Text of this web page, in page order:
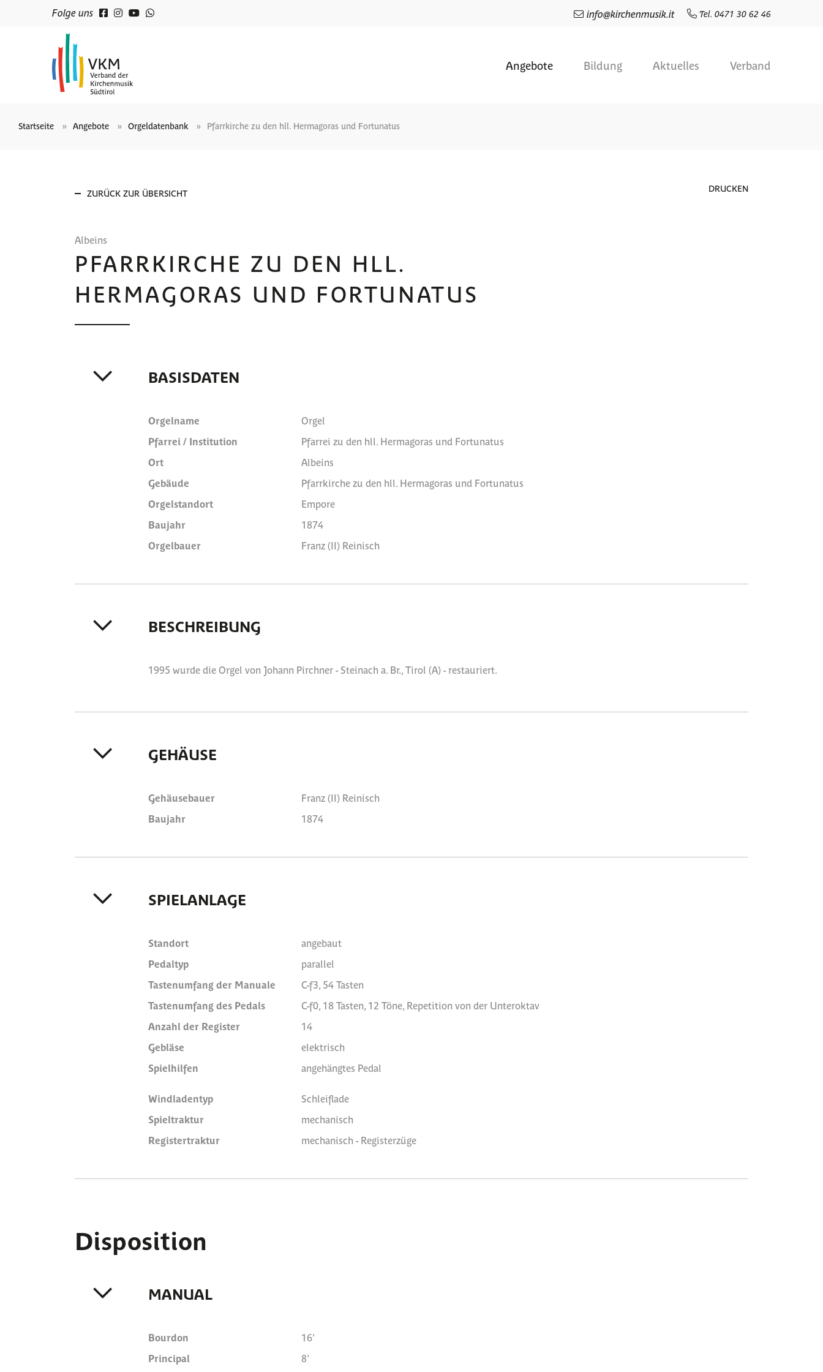
Folge uns info@kirchenmusik.it Tel. 0471 30 62 46
Angebote Bildung Aktuelles Verband
Startseite Angebote Orgeldatenbank Pfarrkirche zu den hll. Hermagoras und Fortunatus
ZURÜCK ZUR ÜBERSICHT DRUCKEN
Albeins
PFARRKIRCHE ZU DEN HLL.
HERMAGORAS UND FORTUNATUS
BASISDATEN
Orgelname
Orgel
Pfarrei / Institution
Pfarrei zu den hll. Hermagoras und Fortunatus
Ort
Albeins
Gebäude
Pfarrkirche zu den hll. Hermagoras und Fortunatus
Orgelstandort
Empore
Baujahr
1874
Orgelbauer
Franz (II) Reinisch
BESCHREIBUNG
1995 wurde die Orgel von Johann Pirchner - Steinach a. Br., Tirol (A) - restauriert.
GEHÄUSE
Gehäusebauer
Franz (II) Reinisch
Baujahr
1874
SPIELANLAGE
Standort
angebaut
Pedaltyp
parallel
Tastenumfang der Manuale
C-f3, 54 Tasten
Tastenumfang des Pedals
C-f0, 18 Tasten, 12 Töne, Repetition von der Unteroktav
Anzahl der Register
14
Gebläse
elektrisch
Spielhilfen
angehängtes Pedal
Windladentyp
Schleiflade
Spieltraktur
mechanisch
Registertraktur
mechanisch - Registerzüge
Disposition
MANUAL
Bourdon
16'
Principal
8'